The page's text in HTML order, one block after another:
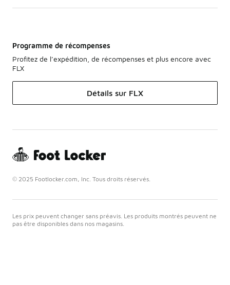
Programme de récompenses
Profitez de l’expédition, de récompenses et plus encore avec
FLX
Détails sur FLX
© 2025 Footlocker.com, Inc. Tous droits réservés.
Les prix peuvent changer sans préavis. Les produits montrés peuvent ne
pas être disponibles dans nos magasins.